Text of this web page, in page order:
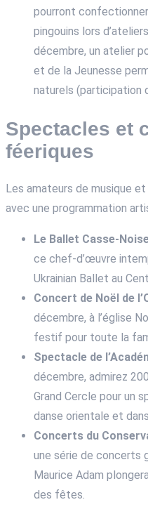
pourront
pingouins lors
décembre, un atelier
et de la Jeunesse
naturels (participation
Spectacles et
féeriques
Les amateurs de musique
avec une programmation
Le Ballet Casse-
ce chef-d’œuvre
Ukrainian Ballet au
Concert de Noël de
décembre, à l’église
festif pour toute la
Spectacle de
décembre, admirez
Grand Cercle pour un
danse orientale et
Concerts du
une série de concerts
Maurice Adam
des fêtes.